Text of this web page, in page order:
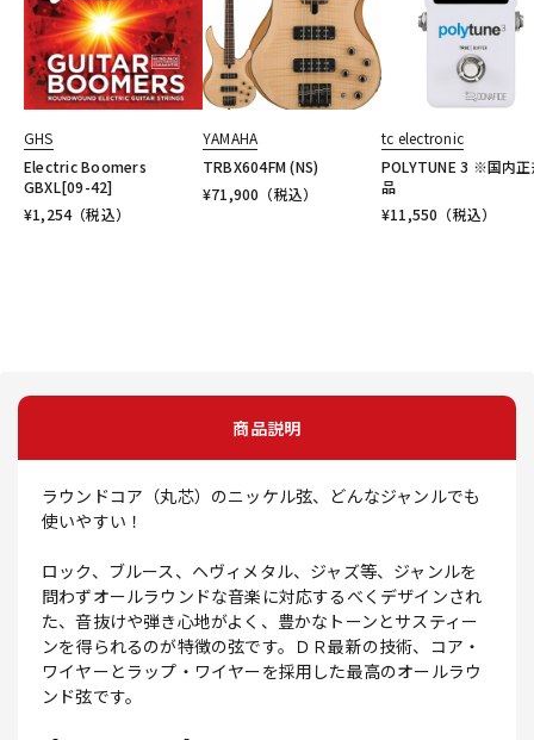
GHS
Electric Boomers
GBXL[09-42]
¥1,254（税込）
YAMAHA
TRBX604FM (NS)
¥71,900 （税込）
tc electronic
POLYTUNE 3 ※国内
品
¥11,550 （税込）
商品説明
ラウンドコア（丸芯）のニッケル弦、どんなジャンルでも
使いやすい！
ロック、ブルース、ヘヴィメタル、ジャズ等、ジャンルを
問わずオールラウンドな音楽に対応するべくデザインされ
た、音抜けや弾き心地がよく、豊かなトーンとサスティー
ンを得られるのが特徴の弦です。ＤＲ最新の技術、コア・
ワイヤーとラップ・ワイヤーを採用した最高のオールラウ
ンド弦です。